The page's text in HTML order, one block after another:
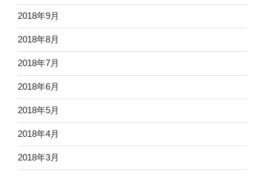
2018年9月
2018年8月
2018年7月
2018年6月
2018年5月
2018年4月
2018年3月